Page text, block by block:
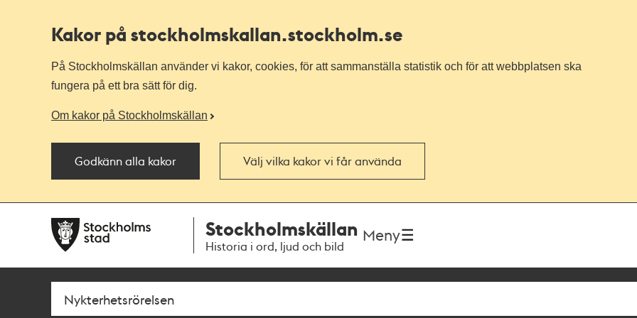
Kakor på stockholmskallan.stockholm.se
På Stockholmskällan använder vi kakor, cookies, för att sammanställa statistik och för att webbplatsen ska
fungera på ett bra sätt för dig.
Om kakor på Stockholmskällan
Godkänn alla kakor Välj vilka kakor vi får använda
navigationen
huvudinnehållet
Stockholmskällan
Historia i ord, ljud och bild
Meny
Sök